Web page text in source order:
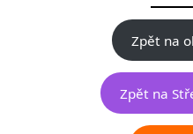
Zpět na
Zpět na